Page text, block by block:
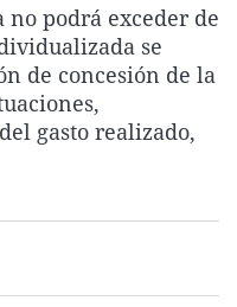
La rosa de los vientos
Gente viajera
Como el perro y el
Caso
Retornados
Equipo de
Operación Viuda
Extremadura
Galicia
La Rioja
Navarra
Virales
Televisión
Elecciones
podrá exceder de
se
de concesión de la
gasto realizado,